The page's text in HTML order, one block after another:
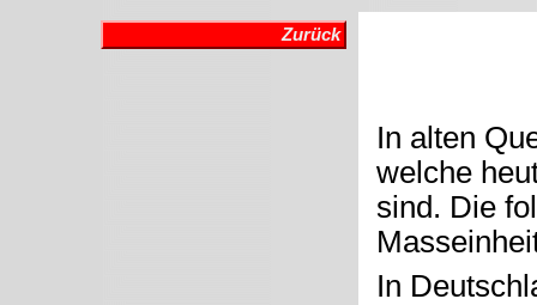
Zurück
In alten
welche
sind. Die
In